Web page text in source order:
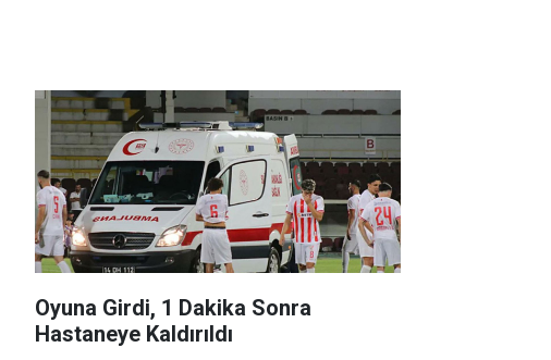
Oyuna Girdi, 1 Dakika Sonra
Hastaneye Kaldırıldı